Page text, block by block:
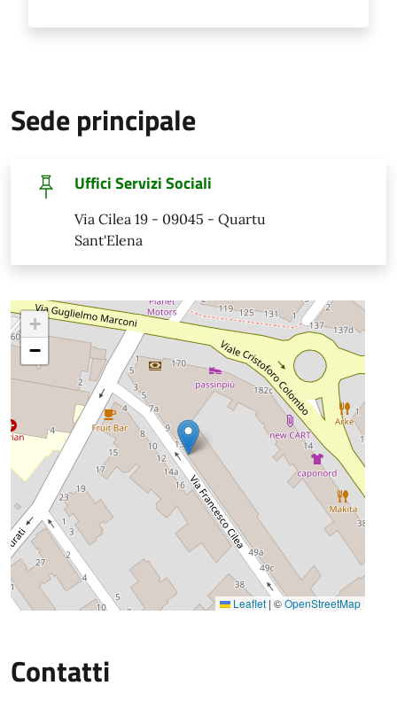
Sede principale
Uffici Servizi Sociali
Via Cilea 19 - 09045 - Quartu
Sant'Elena
+
−
Leaflet | ©OpenStreetMap
Contatti